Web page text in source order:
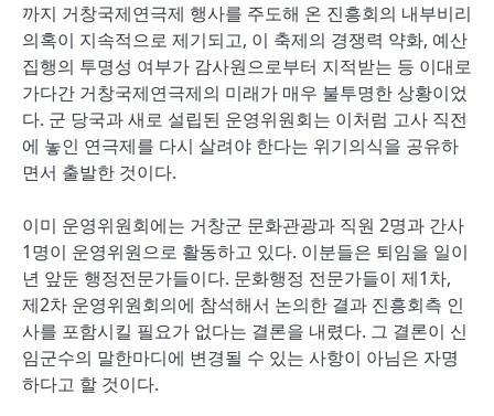
까지 거창국제연극제 행사를 주도해 온 진흥회의 내부비리
의혹이 지속적으로 제기되고, 이 축제의 경쟁력 약화, 예산
집행의 투명성 여부가 감사원으로부터 지적받는 등 이대로
가다간 거창국제연극제의 미래가 매우 불투명한 상황이었
다. 군 당국과 새로 설립된 운영위원회는 이처럼 고사 직전
에 놓인 연극제를 다시 살려야 한다는 위기의식을 공유하
면서 출발한 것이다.
이미 운영위원회에는 거창군 문화관광과 직원 2명과 간사
1명이 운영위원으로 활동하고 있다. 이분들은 퇴임을 일이
년 앞둔 행정전문가들이다. 문화행정 전문가들이 제1차,
제2차 운영위원회의에 참석해서 논의한 결과 진흥회측 인
사를 포함시킬 필요가 없다는 결론을 내렸다. 그 결론이 신
임군수의 말한마디에 변경될 수 있는 사항이 아님은 자명
하다고 할 것이다.